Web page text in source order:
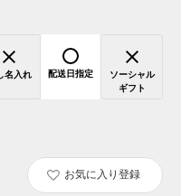
名入れ 配送日指定
ソーシャル
ギフト
お気に入り登録